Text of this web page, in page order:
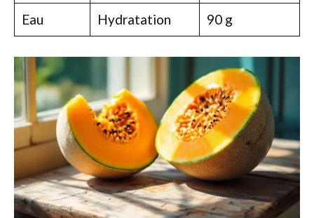
Eau Hydratation 90 g